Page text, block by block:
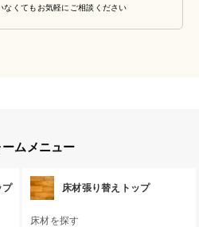
なくてもお気軽にご相談ください
ームメニュー
プ 床材張り替えトップ
床材を探す